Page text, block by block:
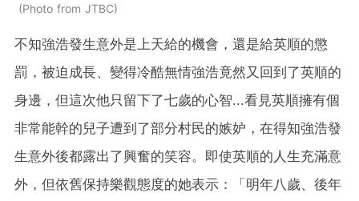
Photo from JTBC
不知強浩發生意外是上天給的機會，還是給英順的懲
罰，被迫成長、變得冷酷無情強浩竟然又回到了英順的
身邊，但這次他只留下了七歲的心智...看見英順擁有個
非常能幹的兒子遭到了部分村民的嫉妒，在得知強浩發
生意外後都露出了興奮的笑容。即使英順的人生充滿意
外，但依舊保持樂觀態度的她表示：「明年八歲、後年